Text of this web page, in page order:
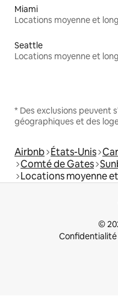
Miami
Seattle
* Des exclusions peuvent
géographiques et des
Airbnb États-Unis
Comté de Gates
Locations moyenne
©
Confidentialité